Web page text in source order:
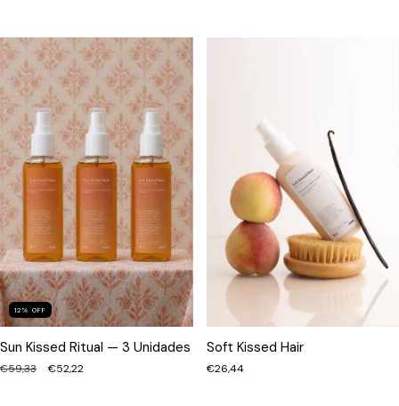
12 % OFF
Sun Kissed Ritual — 3 Unidades
€59,33 €52,22
Soft Kissed Hair
€26,44